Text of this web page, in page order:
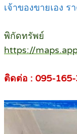
เจ้าของขายเอง
พิกัดทรัพย์
https://
ติดต่อ : 095-165-